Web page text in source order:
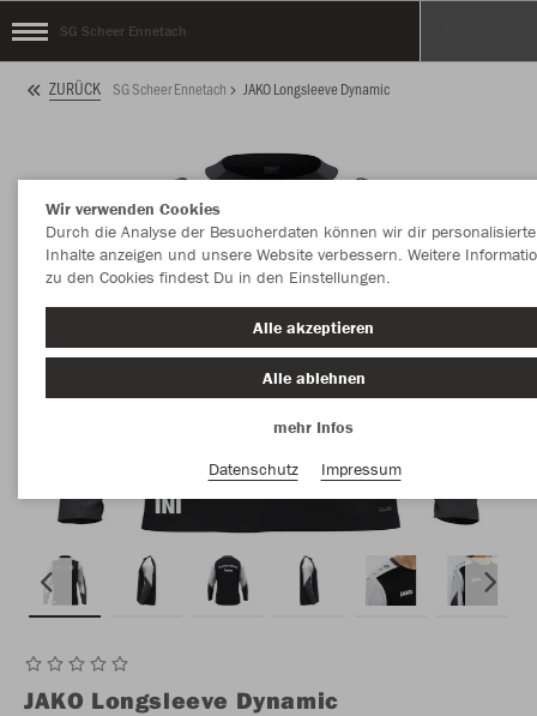
SG Scheer Ennetach
ZURÜCK SG Scheer Ennetach JAKO Longsleeve Dynamic
JAKO Longsleeve Dynamic
Wir verwenden Cookies
Durch die Analyse der Besucherdaten können wir dir personalisierte
Inhalte anzeigen und unsere Website verbessern. Weitere
zu den Cookies findest Du in den Einstellungen.
Alle akzeptieren
Alle ablehnen
mehr Infos
Datenschutz
Impressum